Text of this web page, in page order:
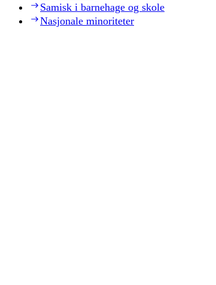
Samisk i barnehage og skole
Nasjonale minoriteter